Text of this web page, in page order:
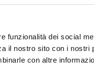
funzionalità dei social
il nostro sito con i nostri
con altre